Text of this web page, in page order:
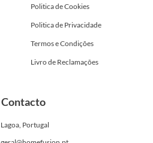
Politica de Cookies
Politica de Privacidade
Termos e Condições
Livro de Reclamações
Contacto
Lagoa, Portugal